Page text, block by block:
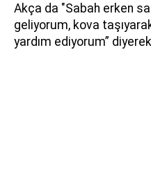
Akça da "Sabah erken
geliyorum, kova
yardım ediyorum”